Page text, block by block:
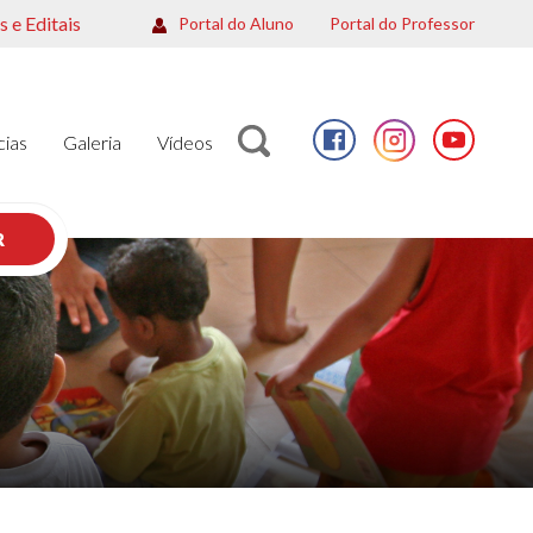
e Editais Portal do Aluno Portal do Professor
Galeria Vídeos